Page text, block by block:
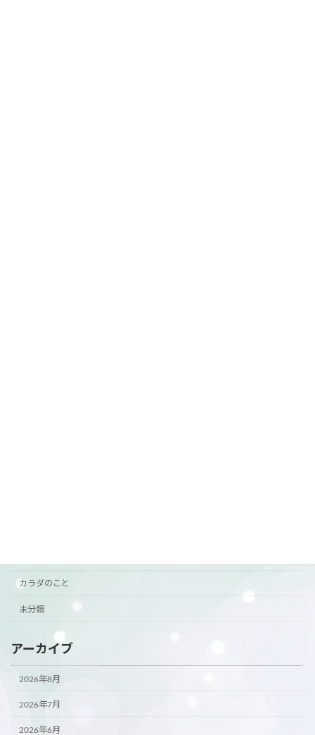
カラダのこと
未分類
アーカイブ
2026年8月
2026年7月
2026年6月